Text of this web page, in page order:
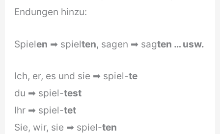
Endungen hinzu:
Spielen ➡ spielten, sagen ➡ sagten … usw.
Ich, er, es und sie ➡ spiel-te
du ➡ spiel-test
Ihr ➡ spiel-tet
Sie, wir, sie ➡ spiel-ten